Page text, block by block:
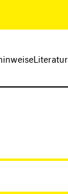
Literatur